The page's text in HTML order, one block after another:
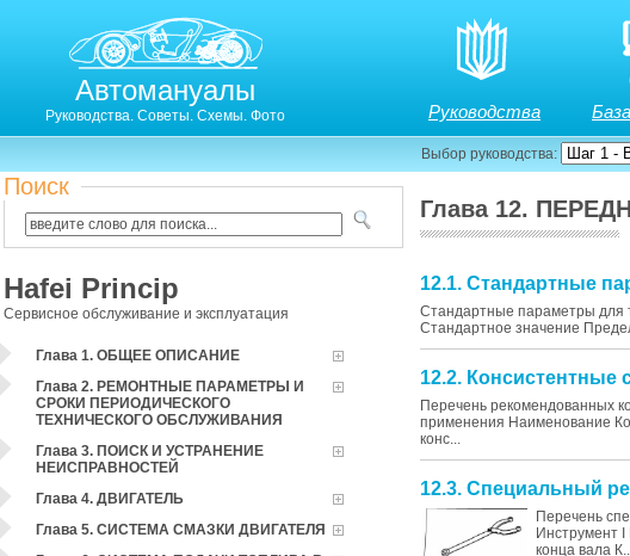
Автомануалы
Руководства. Советы. Схемы. Фото Руководства
Выбор руководства:
Поиск
Hafei Princip
Сервисное обслуживание и эксплуатация
Глава 1. ОБЩЕЕ ОПИСАНИЕ
Глава 2. РЕМОНТНЫЕ ПАРАМЕТРЫ И
СРОКИ ПЕРИОДИЧЕСКОГО
ТЕХНИЧЕСКОГО ОБСЛУЖИВАНИЯ
Глава 3. ПОИСК И УСТРАНЕНИЕ
НЕИСПРАВНОСТЕЙ
Глава 4. ДВИГАТЕЛЬ
Глава 5. СИСТЕМА СМАЗКИ ДВИГАТЕЛЯ
Глава 12.
12.1. Стандартные
Стандартные параметры для
Стандартное значение
12.2. Консистентные
Перечень рекомендованных
применения Наименование
конс...
12.3. Специальный
Перечень
Инструмент
конца вала